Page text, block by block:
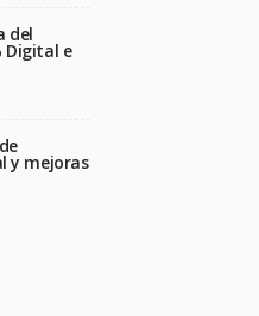
del
Digital e
y mejoras